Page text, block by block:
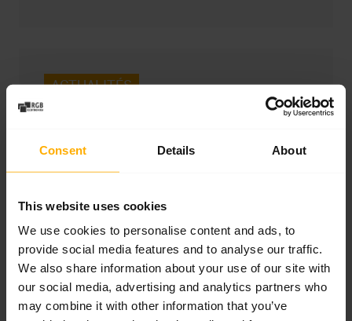
Consent Details About
This website uses cookies
We use cookies to personalise content and ads, to
provide social media features and to analyse our traffic.
We also share information about your use of our site with
our social media, advertising and analytics partners who
may combine it with other information that you’ve
ACTUALITÉS
Inspection et entretien des servomoteurs
systèmes de roulements et des
roulements, un codeur endommagé ou des
problèmes d’enroulements dans un
servomoteur Lenze MQA22P29 ? Nous
présentons le processus de diagnostic,
l’entretien mécanique, le remplacement